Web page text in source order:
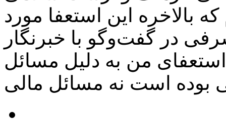
بالاخره این استعفا مورد
در گفت‌وگو با خبرنگار
من به دلیل مسائل